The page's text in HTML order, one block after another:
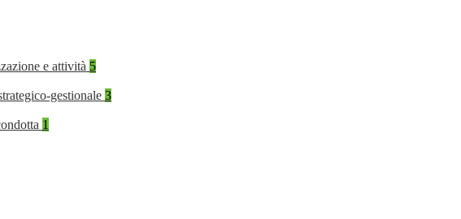
e attività 5
gestionale 3
1